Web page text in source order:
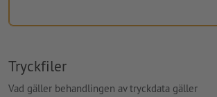
Tryckfiler
Vad gäller behandlingen av tryckdata gäller